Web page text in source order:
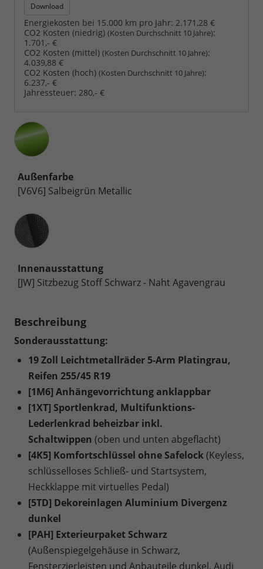
Download
Energiekosten bei 15.000 km pro Jahr: 2.171,28 €
CO2 Kosten (niedrig) (Kosten Durchschnitt 10 Jahre):
1.701,- €
CO2 Kosten (mittel) (Kosten Durchschnitt 10 Jahre):
4.039,88 €
CO2 Kosten (hoch) (Kosten Durchschnitt 10 Jahre):
6.237,- €
Jahressteuer: 280,- €
Außenfarbe
[V6V6] Salbeigrün Metallic
Innenausstattung
Innenausstattung
[JW] Sitzbezug Stoff Schwarz - Naht Agavengrau
Beschreibung
Sonderausstattung:
19 Zoll Leichtmetallräder 5-Arm Platingrau,
Reifen 255/45 R19
[1M6] Anhängevorrichtung anklappbar
[1XT] Sportlenkrad, Multifunktions-
Lederlenkrad beheizbar inkl.
Schaltwippen (oben und unten abgeflacht)
[4K5] Komfortschlüssel ohne Safelock(Keyless,
schlüsselloses Schließ- und Startsystem,
Heckklappe mit virtuelles Pedal)
[5TD] Dekoreinlagen Aluminium Divergenz
dunkel
[PAH] Exterieurpaket Schwarz
(Außenspiegelgehäuse in Schwarz,
Fensterzierleisten und Anbauteile dunkel, Audi